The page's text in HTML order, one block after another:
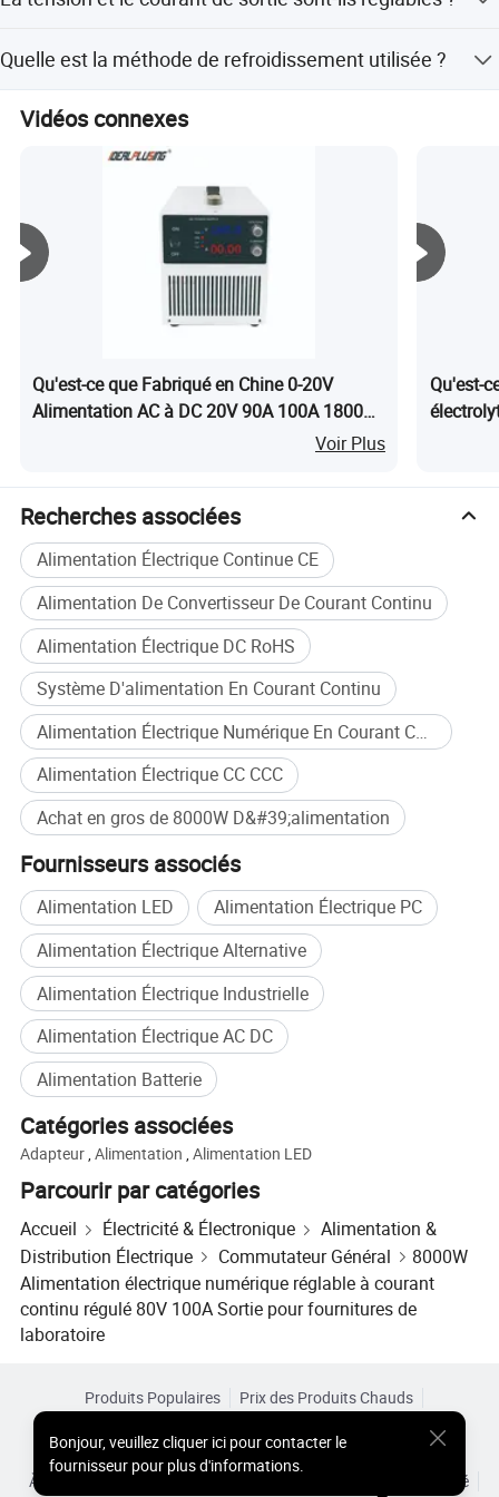
à des potentiomètres de précision à 10 tours.
Quelle est la méthode de refroidissement utilisée ?
ventilateur pour maintenir des températures de
fonctionnement basses.
Vidéos connexes
Qu'est-ce que Fabriqué en Chine 0-20V
Alimentation AC à DC 20V 90A 100A 1800W
2000W Convertisseur de tension réglableVoir Plus
Qu'est-
Recherches associées
Alimentation Électrique Continue CE
Alimentation De Convertisseur De Courant Continu
Alimentation Électrique DC RoHS
Système D'alimentation En Courant Continu
Alimentation Électrique Numérique En Courant Continu
Alimentation Électrique CC CCC
Achat en gros de 8000W D&#39;alimentation
Fournisseurs associés
Alimentation LED
Alimentation Électrique PC
Alimentation Électrique Alternative
Alimentation Électrique Industrielle
Alimentation Électrique AC DC
Alimentation Batterie
Catégories associées
Adapteur,Alimentation ,Alimentation LED
Parcourir par catégories
Accueil Électricité & Électronique
Alimentation &
Distribution Électrique
Commutateur Général
8000W
Alimentation électrique numérique réglable à courant
continu régulé 80V 100A Sortie pour fournitures de
laboratoire
Bonjour,veuillez cliquer ici pour contacter le
fournisseur pour plus d'informations.
Produits Populaires
Prix des Produits Chauds
Site PC
Aperçus
À Propos de
Accord d’Utilisateur Politique de Confidentialité